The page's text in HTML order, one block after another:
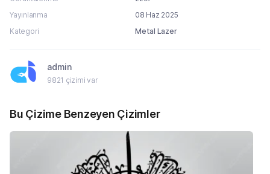
Yayınlanma
08 Haz 2025
Kategori
Metal Lazer
admin
9821 çizimi var
Bu Çizime Benzeyen Çizimler